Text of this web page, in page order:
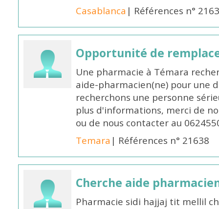
Casablanca | Références n°
Opportunité de
Une pharmacie à Témara
aide-pharmacien(ne) pour une
recherchons une personne
plus d'informations, merci de
ou de nous contacter au
Temara | Références n° 21638
Cherche aide
Pharmacie sidi hajjaj tit mellil